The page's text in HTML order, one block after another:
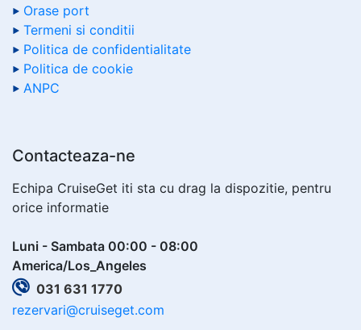
Orase port
Termeni si conditii
Politica de confidentialitate
Politica de cookie
ANPC
Contacteaza-ne
Echipa CruiseGet iti sta cu drag la dispozitie, pentru
orice informatie
Luni - Sambata 00:00 - 08:00
America/Los_Angeles
031 631 1770
rezervari@cruiseget.com